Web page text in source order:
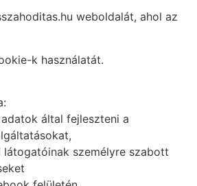
weboldalát, ahol az
k használatát.
által fejleszteni a
személyre szabott